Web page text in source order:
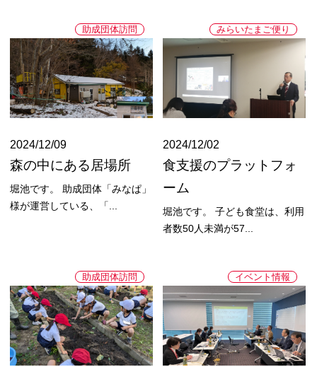
助成団体訪問
2024/12/09
森の中にある居場所
堀池です。 助成団体「みなぱ」
様が運営している、「...
みらいたまご便り
2024/12/02
食支援のプラットフォ
ーム
堀池です。 子ども食堂は、利用
者数50人未満が57...
助成団体訪問 イベント情報